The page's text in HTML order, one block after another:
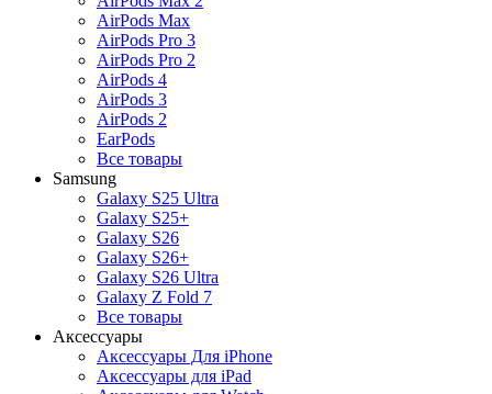
AirPods Max
AirPods Pro 3
AirPods Pro 2
AirPods 4
AirPods 3
AirPods 2
EarPods
Все товары
Samsung
Galaxy S25 Ultra
Galaxy S25+
Galaxy S26
Galaxy S26+
Galaxy S26 Ultra
Galaxy Z Fold 7
Все товары
Аксессуары
Аксессуары Для iPhone
Аксессуары для iPad